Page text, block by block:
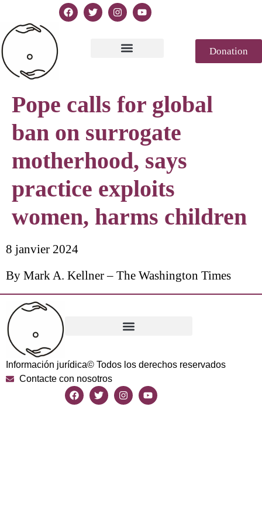
Donation
Pope calls for global
ban on surrogate
motherhood, says
practice exploits
women, harms children
8 janvier 2024
By Mark A. Kellner– The Washington Times
Información jurídica© Todos los derechos reservados
Contacte con nosotros